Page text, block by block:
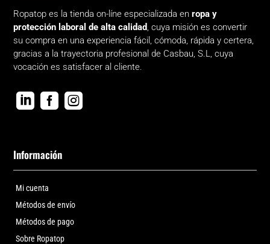
Ropatop es la tienda on-líne especializada enropa y
protección laboral de alta calidad, cuya misión es convertir
su compra en una experiencia fácil, cómoda, rápida y certera,
gracias a la trayectoria profesional de Casbau, S.L, cuya
vocación es satisfacer al cliente.
  
Información
Mi cuenta
Métodos de envío
Métodos de pago
Sobre Ropatop